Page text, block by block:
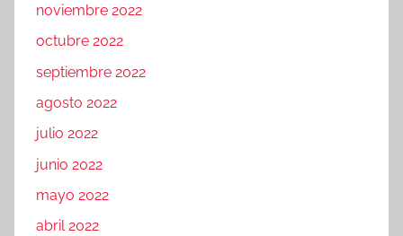
noviembre 2022
octubre 2022
septiembre 2022
agosto 2022
julio 2022
junio 2022
mayo 2022
abril 2022